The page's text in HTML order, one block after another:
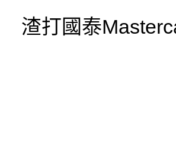
渣打國泰